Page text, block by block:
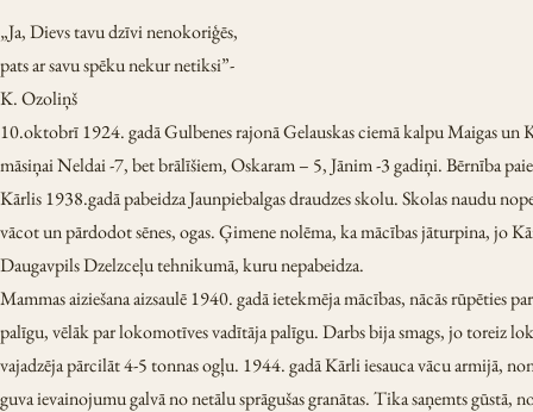
„Ja, Dievs tavu dzīvi nenokoriģēs,
pats ar savu spēku nekur netiksi”-
K. Ozoliņš
10.oktobrī 1924. gadā Gulbenes rajonā Gelauskas ciemā kalpu Maigas
māsiņai Neldai -7, bet brālīšiem, Oskaram – 5, Jānim -3 gadiņi. Bērnība
Kārlis 1938.gadā pabeidza Jaunpiebalgas draudzes skolu. Skolas naudu
vācot un pārdodot sēnes, ogas. Ģimene nolēma, ka mācības jāturpina, jo
Daugavpils Dzelzceļu tehnikumā, kuru nepabeidza.
Mammas aiziešana aizsaulē 1940. gadā ietekmēja mācības, nācās rūpēties
palīgu, vēlāk par lokomotīves vadītāja palīgu. Darbs bija smags, jo toreiz
vajadzēja pārcilāt 4-5 tonnas ogļu. 1944. gadā Kārli iesauca vācu armijā,
guva ievainojumu galvā no netālu sprāgušas granātas. Tika saņemts